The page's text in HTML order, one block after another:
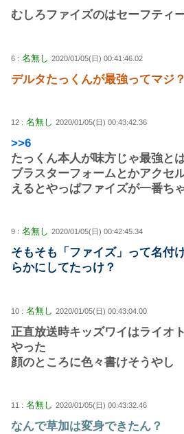
むしろファイズのはセーフティ
6 : 名無し 2020/01/05(日) 00:41:46.02
デルタたっくんが最強ってマジ？
12 : 名無し 2020/01/05(日) 00:43:42.36
>>6
たっくん本人が味方じゃ最強と
ブラスターフォームとかアクセ
えるとやっぱファイズが一番ち
9 : 名無し 2020/01/05(日) 00:42:45.34
そもそも「ファイズ」って名付
らかにしてたっけ？
10 : 名無し 2020/01/05(日) 00:43:04.00
正直放送時キッズワイはライオ
やった
顔のところに色々書けそうやし
11 : 名無し 2020/01/05(日) 00:43:32.46
なんで草加は変身できたん？